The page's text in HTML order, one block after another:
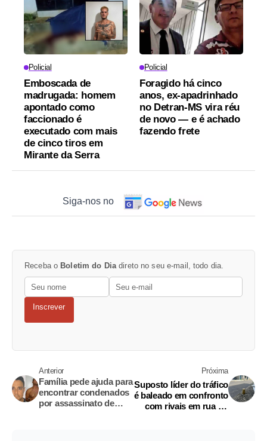
Policial
Emboscada de
madrugada: homem
apontado como
faccionado é
executado com mais
de cinco tiros em
Mirante da Serra
Policial
Foragido há cinco
anos, ex-apadrinhado
no Detran-MS vira réu
de novo — e é achado
fazendo frete
Siga-nos no
Receba o Boletim do Dia direto no seu e-mail, todo dia.
Inscrever
Anterior
Família pede ajuda para
encontrar condenados
por assassinato de
Próxima
Suposto líder do tráfico
é baleado em confronto
com rivais em rua do